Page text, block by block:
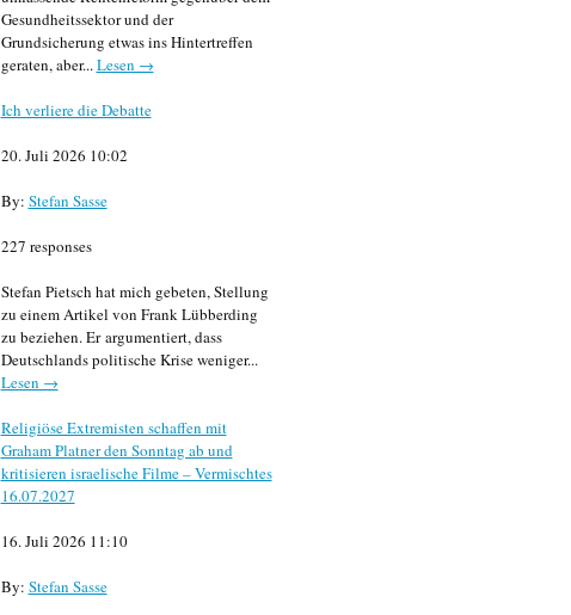
Gesundheitssektor und der
Grundsicherung etwas ins Hintertreffen
geraten, aber...Lesen →
Ich verliere die Debatte
20. Juli 2026 10:02
By: Stefan Sasse
227 responses
Stefan Pietsch hat mich gebeten, Stellung
zu einem Artikel von Frank Lübberding
zu beziehen. Er argumentiert, dass
Deutschlands politische Krise weniger...
Lesen →
Religiöse Extremisten schaffen mit
Graham Platner den Sonntag ab und
kritisieren israelische Filme – Vermischtes
16.07.2027
16. Juli 2026 11:10
By: Stefan Sasse